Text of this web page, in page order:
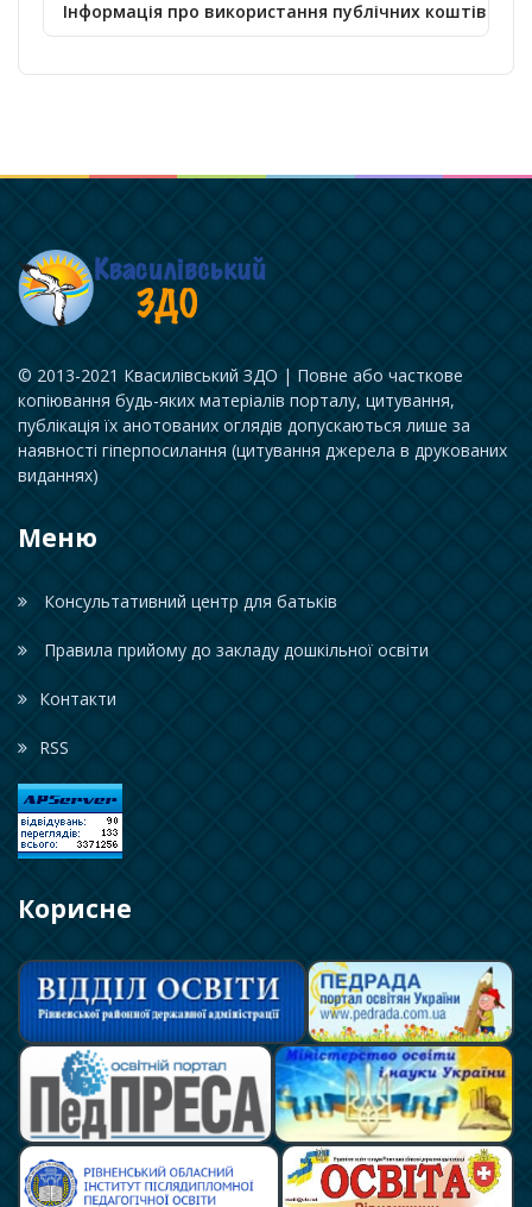
Інформація про використання публічних коштів
© 2013-2021 Квасилівський ЗДО | Повне або часткове
копіювання будь-яких матеріалів порталу, цитування,
публікація їх анотованих оглядів допускаються лише за
наявності гіперпосилання (цитування джерела в друкованих
виданнях)
Меню
Консультативний центр для батьків
Правила прийому до закладу дошкільної освіти
Контакти
RSS
Корисне